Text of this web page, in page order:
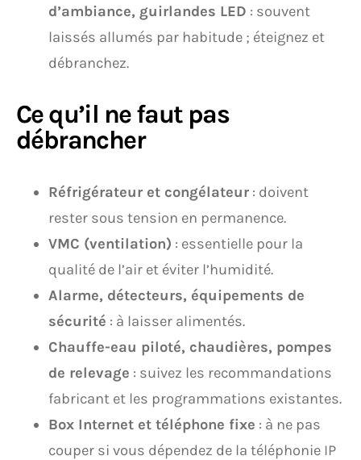
d’ambiance, guirlandes LED : souvent
laissés allumés par habitude ; éteignez et
débranchez.
Ce qu’il ne faut pas
débrancher
Réfrigérateur et congélateur : doivent
rester sous tension en permanence.
VMC (ventilation) : essentielle pour la
qualité de l’air et éviter l’humidité.
Alarme, détecteurs, équipements de
sécurité : à laisser alimentés.
Chauffe-eau piloté, chaudières, pompes
de relevage : suivez les recommandations
fabricant et les programmations existantes.
Box Internet et téléphone fixe : à ne pas
couper si vous dépendez de la téléphonie IP